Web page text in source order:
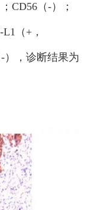
CD56（-）；
（+，
），诊断结果为